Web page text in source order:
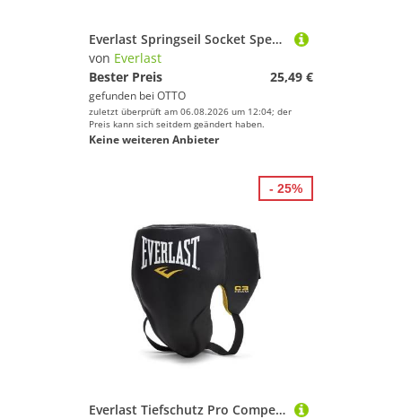
Everlast Springseil Socket Speed Rope
von Everlast
Bester Preis
25,49 €
gefunden bei OTTO
zuletzt überprüft am 06.08.2026 um 12:04; der
Preis kann sich seitdem geändert haben.
Keine weiteren Anbieter
Everlast Tiefschutz Pro Competition Protector Hook & Loop
- 25%